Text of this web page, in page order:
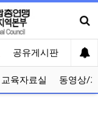
공유게시판 선거
교육자료실 동영상/